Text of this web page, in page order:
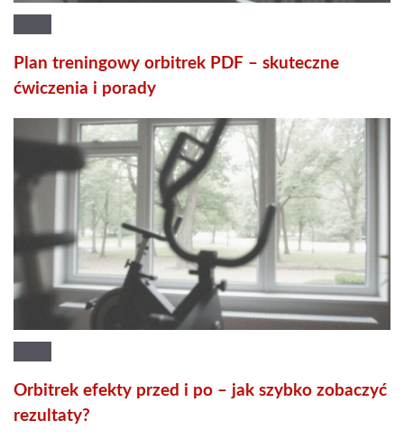
Plan treningowy orbitrek PDF – skuteczne
ćwiczenia i porady
Orbitrek efekty przed i po – jak szybko zobaczyć
rezultaty?